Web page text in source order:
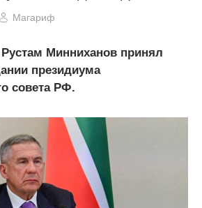
Магариф
Рустам Минниханов принял
президиума
совета РФ.